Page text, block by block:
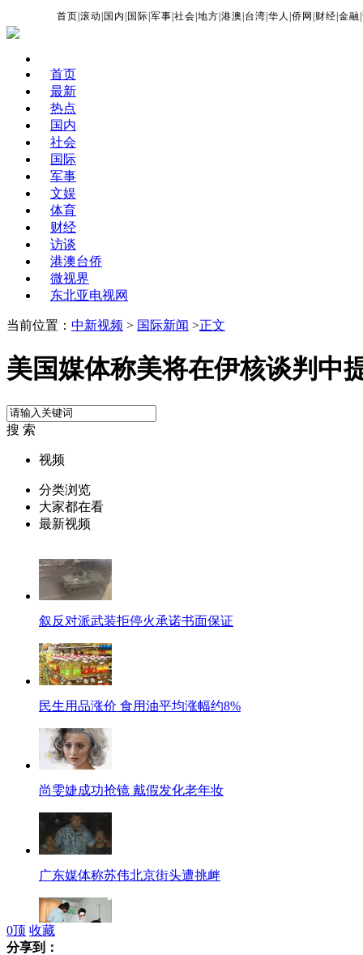
首页 |滚动 国内 国际 |军事 |社会 |地方 |港澳 台湾 |华人 |侨网 财经 |金融 |
首页
最新
热点
国内
社会
国际
军事
文娱
体育
财经
访谈
港澳台侨
微视界
东北亚电视网
当前位置： 中新视频 > 国际新闻 >正文
美国媒体称美将在伊核谈判中
搜 索
视频
分类浏览
大家都在看
最新视频
叙反对派武装拒停火承诺书面保证
民生用品涨价 食用油平均涨幅约8%
尚雯婕成功抢镜 戴假发化老年妆
广东媒体称苏伟北京街头遭挑衅
0顶 收藏
分享到：